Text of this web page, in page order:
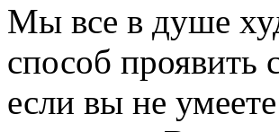
Мы все в душе
способ проявить
если вы не